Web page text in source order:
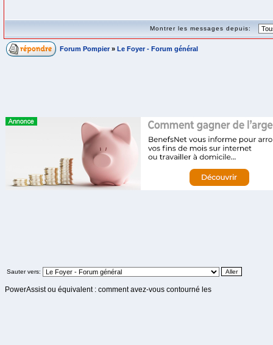
Montrer les messages depuis:
Forum Pompier » Le Foyer - Forum général
Sauter vers:
PowerAssist ou équivalent : comment avez-vous contourné les